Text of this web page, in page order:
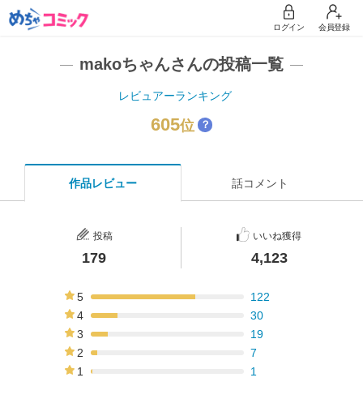
ログイン 会員登録
makoちゃんさんの投稿一覧
レビュアーランキング
605位 ？
作品レビュー 話コメント
投稿
179
いいね獲得
4,123
5
122
4
30
3
19
2
7
1
1